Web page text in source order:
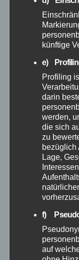
Januar 2026
Dezember 2025
November 2025
Oktober 2025
September 2025
August 2025
Juli 2025
Juni 2025
Mai 2025
künftige
e)
Profiling
darin
werden,
die sich
zu
bezüglich
Lage,
f)
auf